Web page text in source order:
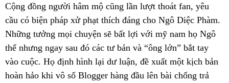
Cộng đồng người hâm mộ cũng lần lượt thoát fan, yêu
cầu có biện pháp xử phạt thích đáng cho Ngô Diệc Phàm.
Những tưởng mọi chuyện sẽ bất lợi với mỹ nam họ Ngô
thế nhưng ngay sau đó các tư bản và “ông lớn” bắt tay
vào cuộc. Họ định hình lại dư luận, đề xuất một kịch bản
hoàn hảo khi vô số Blogger hàng đầu lên bài chống trả